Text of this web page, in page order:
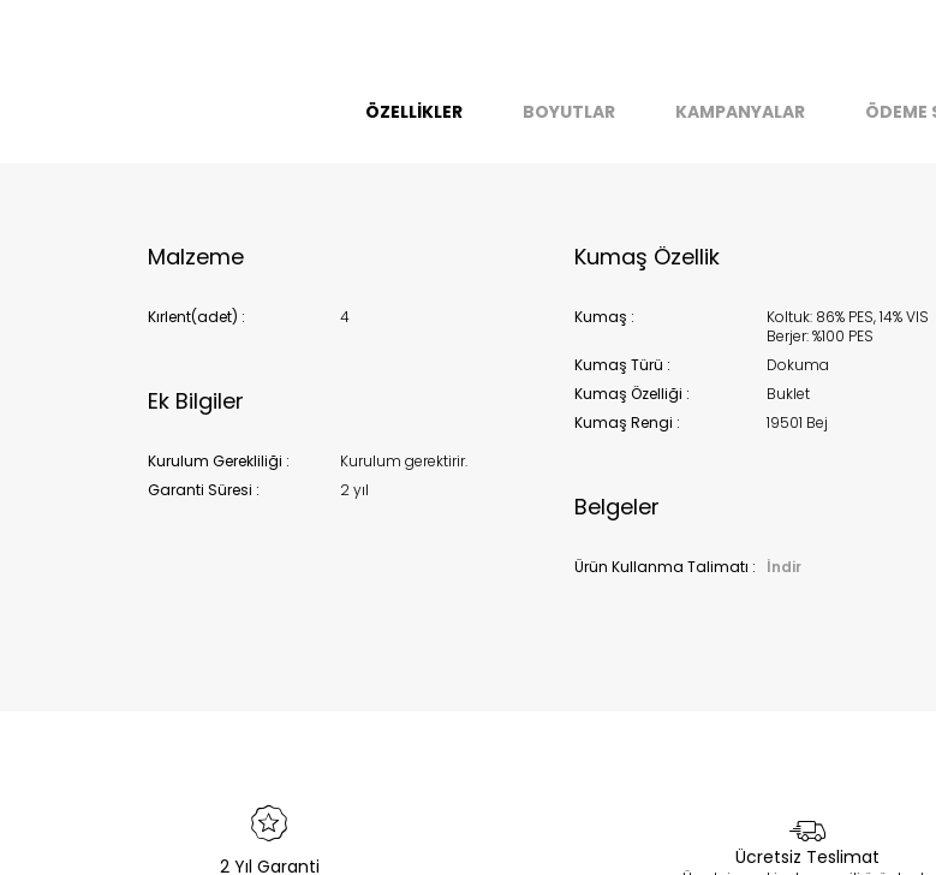
might be available but we can't guarantee it'll be
ÖZELLİKLER BOYUTLAR KAMPANYALAR ÖDEME
Malzeme
Kırlent(adet) : 4
Ek Bilgiler
Kurulum Gerekliliği :
Kurulum gerektirir.
Garanti Süresi :
2 yıl
Kumaş Özellik
Kumaş :
Koltuk: 86% PES, 14% VIS
Berjer: %100 PES
Kumaş Türü :
Dokuma
Kumaş Özelliği :
Buklet
Kumaş Rengi :
19501 Bej
Belgeler
Ürün Kullanma Talimatı : İndir
2 Yıl Garanti Ücretsiz Teslimat
Kapat